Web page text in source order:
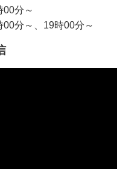
00分～
分～、19時00分～